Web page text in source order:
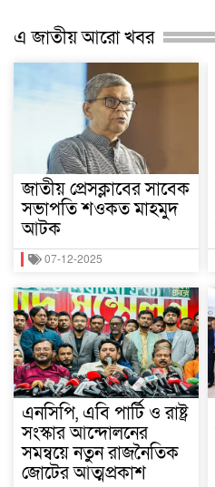
এ জাতীয় আরো খবর
জাতীয় প্রেসক্লাবের সাবেক
সভাপতি শওকত মাহমুদ
আটক
07-12-2025
এনসিপি, এবি পার্টি ও রাষ্ট্র
সংস্কার আন্দোলনের
সমন্বয়ে নতুন রাজনৈতিক
জোটের আত্মপ্রকাশ